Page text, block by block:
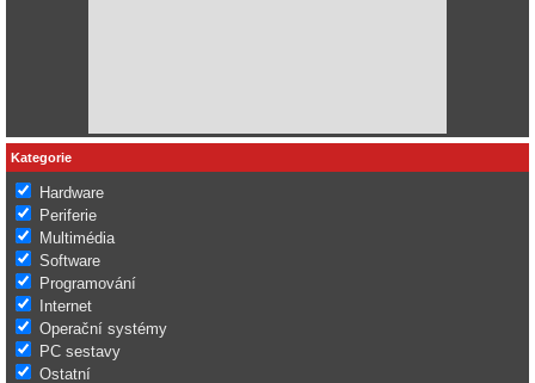
Kategorie
Hardware
Periferie
Multimédia
Software
Programování
Internet
Operační systémy
PC sestavy
Ostatní